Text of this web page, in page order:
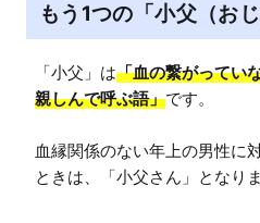
もう1つの「小父（お
「小父」は「血の繋がってい
親しんで呼ぶ語」です。
血縁関係のない年上の男性に
ときは、「小父さん」となりま